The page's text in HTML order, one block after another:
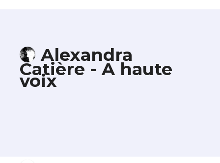
Alexandra
Catière - A haute
voix